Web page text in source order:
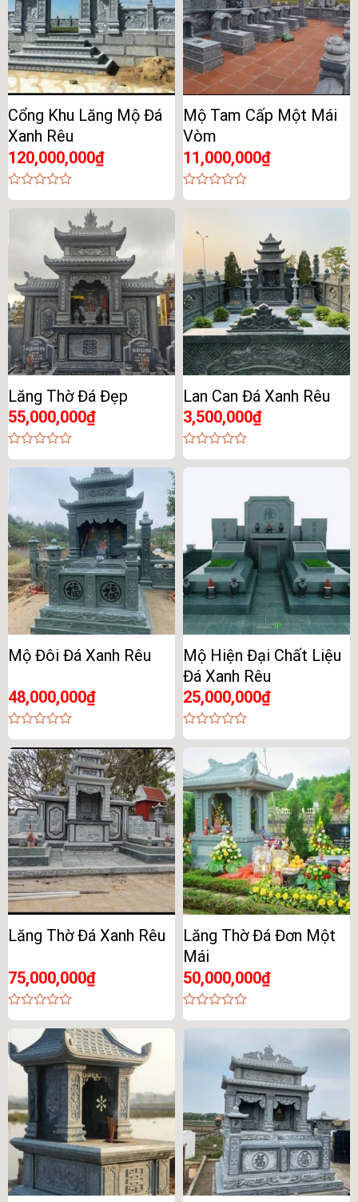
Cổng Khu Lăng Mộ Đá
Xanh Rêu
120,000,000₫
0
out
Mộ Tam Cấp Một Mái
Vòm
11,000,000₫
0
Lăng Thờ Đá Đẹp
55,000,000₫
0
out
Lan Can Đá Xanh Rêu
3,500,000₫
0
out
Mộ Đôi Đá Xanh Rêu
48,000,000₫
0
out
of
5
Mộ Hiện Đại Chất Liệu
Đá Xanh Rêu
25,000,000₫
0
5
Lăng Thờ Đá Xanh Rêu
75,000,000₫
0
of
5
Lăng Thờ Đá Đơn Một
Mái
50,000,000₫
0
out